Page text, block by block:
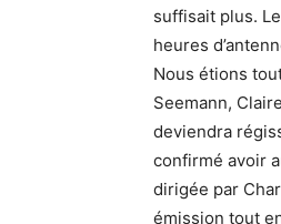
suffisait plus.
heures
Nous étions
Seemann,
deviendra
confirmé avoir
dirigée par
émission tout